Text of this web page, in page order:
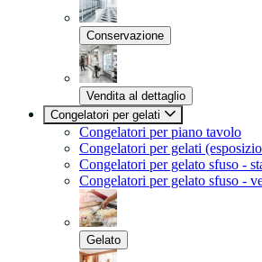
Conservazione
Vendita al dettaglio
Congelatori per gelati
Congelatori per piano tavolo
Congelatori per gelati
Congelatori per gelato sfuso -
Congelatori per gelato sfuso -
Gelato